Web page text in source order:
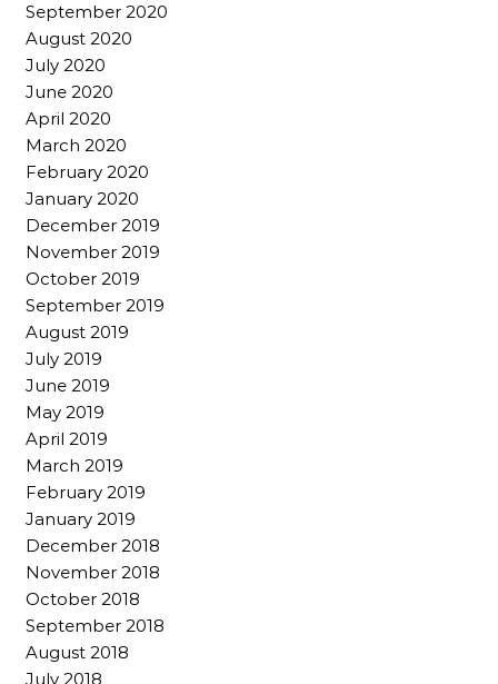
September 2020
August 2020
July 2020
June 2020
April 2020
March 2020
February 2020
January 2020
December 2019
November 2019
October 2019
September 2019
August 2019
July 2019
June 2019
May 2019
April 2019
March 2019
February 2019
January 2019
December 2018
November 2018
October 2018
September 2018
August 2018
July 2018